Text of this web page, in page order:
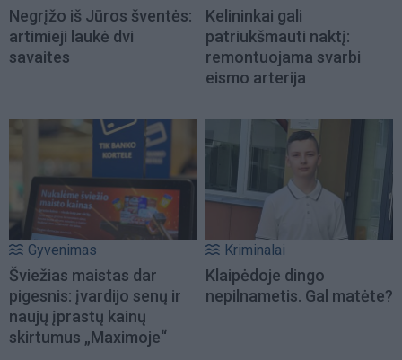
Negrįžo iš Jūros šventės:
artimieji laukė dvi
savaites
Kelininkai gali
patriukšmauti naktį:
remontuojama svarbi
eismo arterija
Gyvenimas
Šviežias maistas dar
pigesnis: įvardijo senų ir
naujų įprastų kainų
skirtumus „Maximoje“
Kriminalai
Klaipėdoje dingo
nepilnametis. Gal matėte?